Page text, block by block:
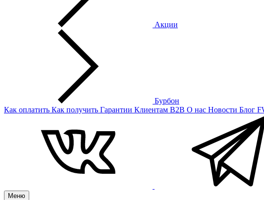
Акции
Бурбон
Как оплатить Как получить Гарантии Клиентам B2B О нас Новости Блог
Меню